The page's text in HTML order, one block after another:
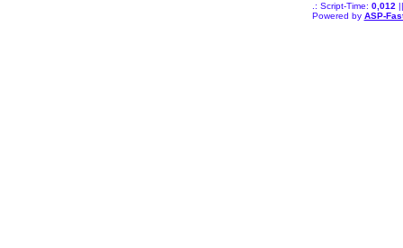
.: Script-Time: 0,012
Powered by ASP-